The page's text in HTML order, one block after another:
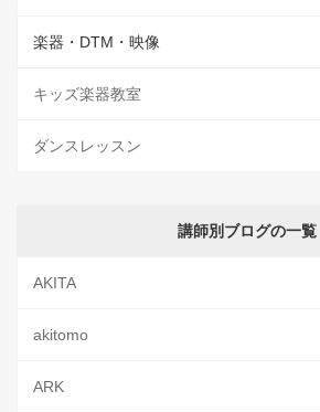
楽器・DTM・映像
キッズ楽器教室
ダンスレッスン
講師別ブログの一覧
AKITA
akitomo
ARK